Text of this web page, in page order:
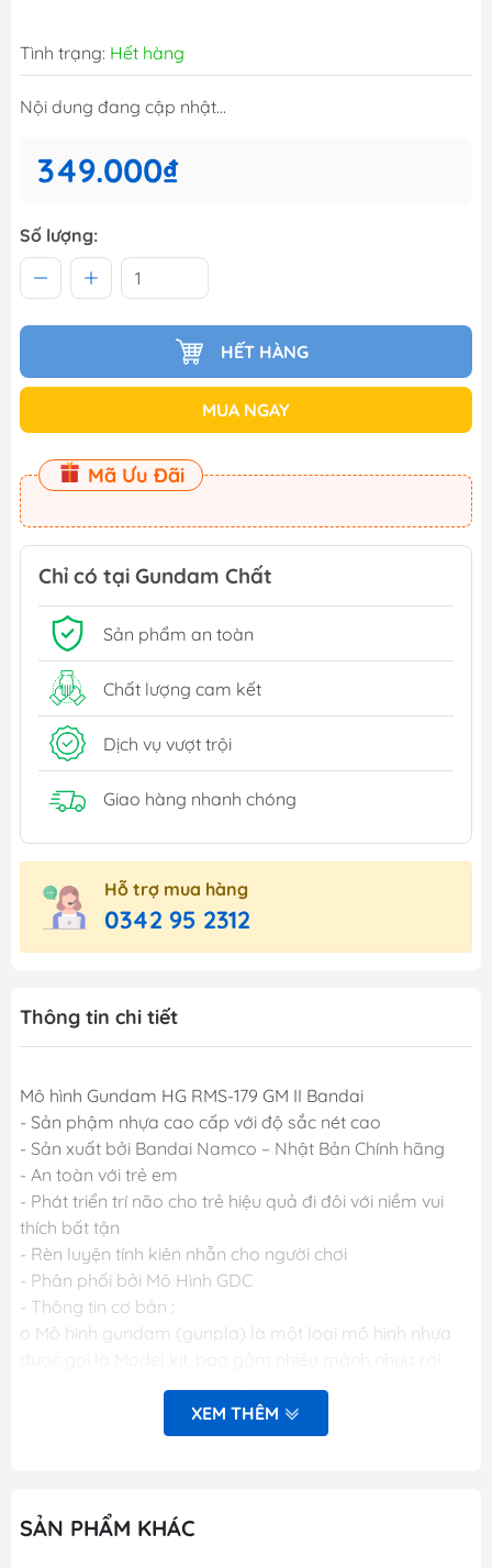
Tình trạng: Hết hàng
Nội dung đang cập nhật...
349.000₫
Số lượng:
HẾT HÀNG
MUA NGAY
Mã Ưu Đãi
Chỉ có tại Gundam Chất
Sản phẩm an toàn
Chất lượng cam kết
Dịch vụ vượt trội
Giao hàng nhanh chóng
Hỗ trợ mua hàng
0342 95 2312
Thông tin chi tiết
Mô hình Gundam HG RMS-179 GM II Bandai
- Sản phậm nhựa cao cấp với độ sắc nét cao
- Sản xuất bởi Bandai Namco – Nhật Bản Chính hãng
- An toàn với trẻ em
- Phát triển trí não cho trẻ hiệu quả đi đôi với niềm vui
thích bất tận
- Rèn luyện tính kiên nhẫn cho người chơi
- Phân phối bởi Mô Hình GDC
- Thông tin cơ bản :
o Mô hình gundam (gunpla) là một loại mô hình nhựa
được gọi là part (bộ phận), khi lắp ráp các part lại với
nhau sẽ được mô hình hoàn chỉnh. Các mảnh nhựa rời
này được gắn trên khung nhựa gọi là runner. Mỗi một
trong giới thiệu sơ lược về mẫu Gundam trong hộp và
phần hướng dẫn cách lắp ráp.
XEM THÊM
SẢN PHẨM KHÁC